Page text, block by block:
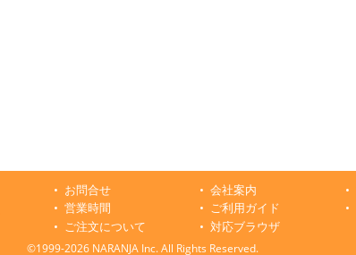
お問合せ 会社案内
営業時間
ご利用ガイド
ご注文について
対応ブラウザ
©1999-2026 NARANJA Inc. All Rights Reserved.